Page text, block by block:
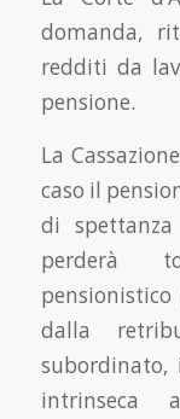
domanda,
redditi da
pensione.
La
caso il
di
perderà
dalla
intrinseca